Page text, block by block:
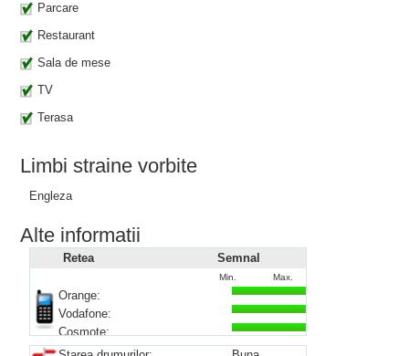
Parcare
Restaurant
Sala de mese
TV
Terasa
Limbi straine vorbite
Engleza
Alte informatii
Retea Semnal
Min. Max.
Orange:
Vodafone:
Cosmote: